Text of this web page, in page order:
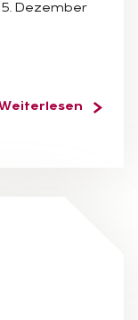
Dezember